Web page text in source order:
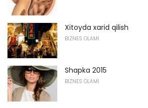
Xitoyda xarid qilish
BIZNES OLAMI
Shapka 2015
BIZNES OLAMI